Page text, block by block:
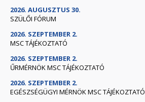
2026. AUGUSZTUS 30.
SZÜLŐI FÓRUM
2026. SZEPTEMBER 2.
MSC TÁJÉKOZTATÓ
2026. SZEPTEMBER 2.
ŰRMÉRNÖK MSC TÁJÉKOZTATÓ
2026. SZEPTEMBER 2.
EGÉSZSÉGÜGYI MÉRNÖK MSC TÁJÉKOZTATÓ